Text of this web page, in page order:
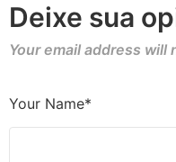
Deixe sua
Your email address will
Your Name*